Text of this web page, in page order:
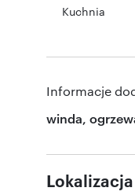
Kuchnia
Informacje
winda,
Lokalizacja